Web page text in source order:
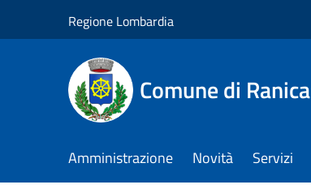
Regione Lombardia
Comune di Ranica
Amministrazione Novità Servizi